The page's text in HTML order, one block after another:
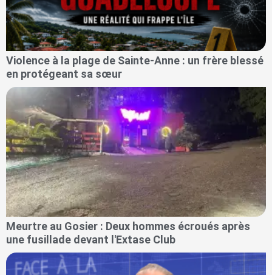
Violence à la plage de Sainte-Anne : un frère blessé
en protégeant sa sœur
Meurtre au Gosier : Deux hommes écroués après
une fusillade devant l'Extase Club